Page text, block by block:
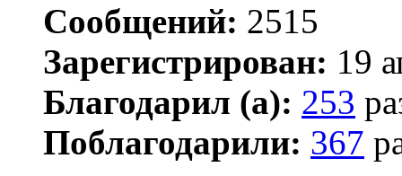
Сообщений: 2515
Зарегистрирован: 19
Благодарил (а): 253
Поблагодарили: 367